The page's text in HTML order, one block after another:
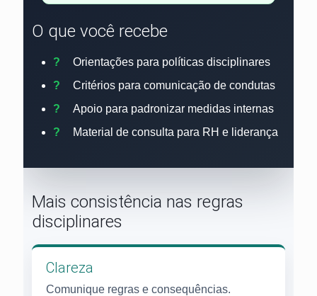
O que você recebe
Orientações para políticas disciplinares
Critérios para comunicação de condutas
Apoio para padronizar medidas internas
Material de consulta para RH e liderança
Mais consistência nas regras
disciplinares
Clareza
Comunique regras e consequências.